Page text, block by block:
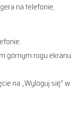
na telefonie,
górnym rogu ekranu.
na „Wyloguj się” w